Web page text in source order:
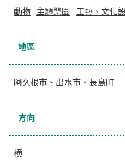
動物 主題樂園 工藝、文化
地區
阿久根市、出水市、長島町
方向
横